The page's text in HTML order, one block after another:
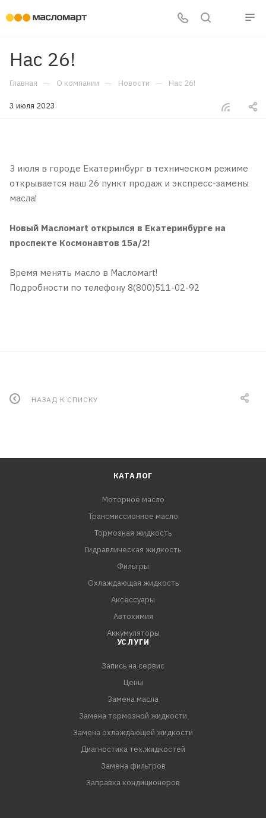
Нас 26!
Главная — О компании — Новости — Нас 26!
3 июля 2023
3 июля в городе Екатеринбург в техническом режиме
открывается наш 26 пункт продаж и экспресс-замены
масла!
Новый Масломаrt открылся в Екатеринбурге на
проспекте Космонавтов 15а/2!
Время менять масло в Масломаrt!
Подробности по телефону 8(800)511-02-92
НАЗАД К СПИСКУ
КАТАЛОГ
Моторное масло
Трансмиссионное масло
Тормозная жидкость
Гидравлическая жидкость
Фильтры
Охлаждающая жидкость
Аксессуары
Автохимия
Аккумуляторы
УСЛУГИ
Запись на сервис
Цены
Замена масла
Замена тормозной жидкости
Замена охлаждающей жидкости
Диагностика тех.жидкостей
Замена фильтров
Заправка кондиционеров